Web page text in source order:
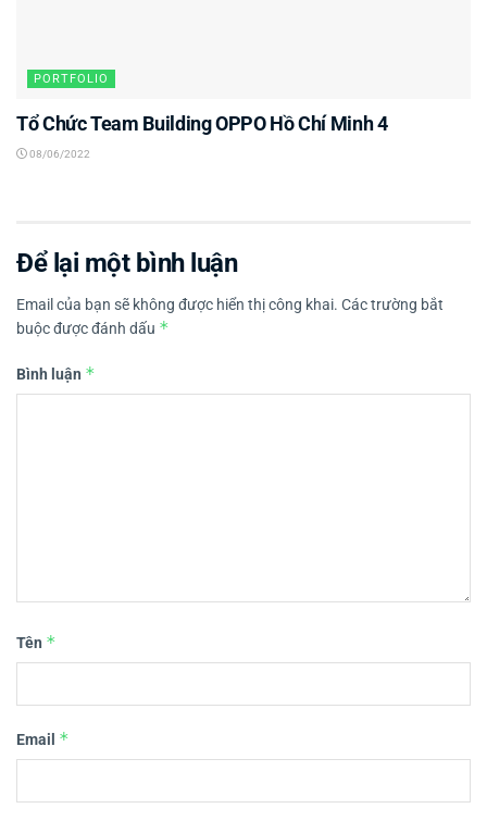
PORTFOLIO
Tổ Chức Team Building OPPO Hồ Chí Minh 4
08/06/2022
Để lại một bình luận
Email của bạn sẽ không được hiển thị công khai. Các trường bắt
buộc được đánh dấu *
Bình luận *
Tên *
Email *